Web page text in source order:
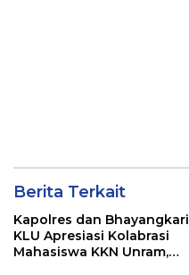
Berita Terkait
Kapolres dan Bhayangkari
KLU Apresiasi Kolabrasi
Mahasiswa KKN Unram,